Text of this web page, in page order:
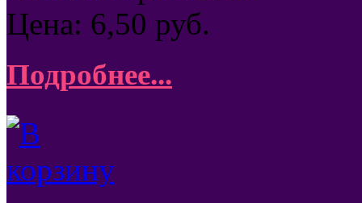
Цена: 6,50 руб.
Подробнее...